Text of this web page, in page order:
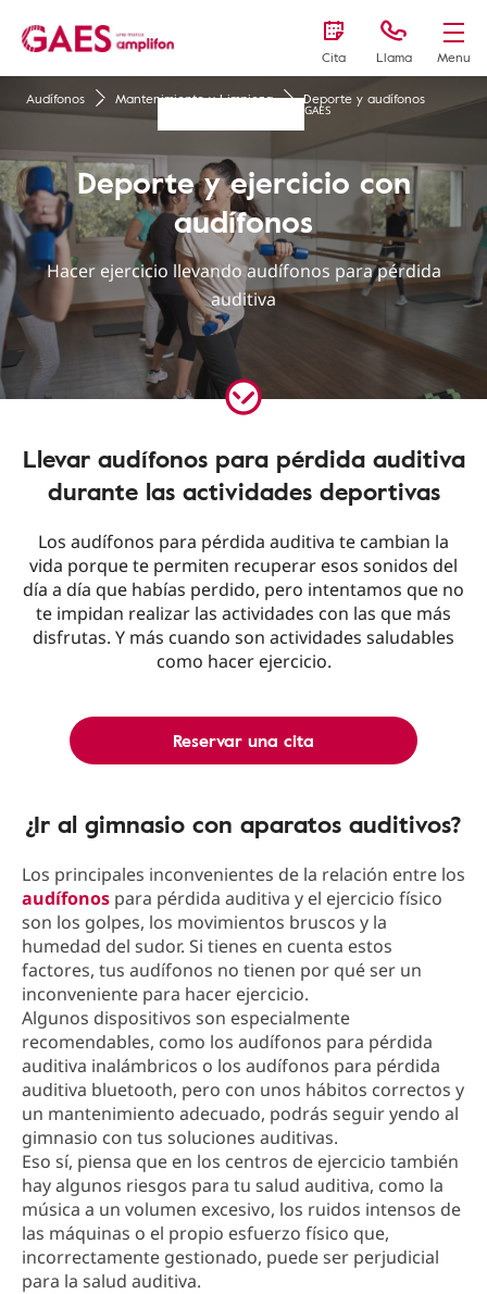
Cita Llama Menu
Audífonos Mantenimiento y Limpieza Deporte y audífonos
GAES
Deporte y ejercicio con
audífonos
Hacer ejercicio llevando audífonos para pérdida
auditiva
Llevar audífonos para pérdida auditiva
durante las actividades deportivas
Los audífonos para pérdida auditiva te cambian la
vida porque te permiten recuperar esos sonidos del
día a día que habías perdido, pero intentamos que no
te impidan realizar las actividades con las que más
disfrutas. Y más cuando son actividades saludables
como hacer ejercicio.
Reservar una cita
¿Ir al gimnasio con aparatos auditivos?
Los principales inconvenientes de la relación entre los
audífonos para pérdida auditiva y el ejercicio físico
son los golpes, los movimientos bruscos y la
humedad del sudor. Si tienes en cuenta estos
factores, tus audífonos no tienen por qué ser un
inconveniente para hacer ejercicio.
Algunos dispositivos son especialmente
recomendables, como los audífonos para pérdida
auditiva inalámbricos o los audífonos para pérdida
auditiva bluetooth, pero con unos hábitos correctos y
un mantenimiento adecuado, podrás seguir yendo al
gimnasio con tus soluciones auditivas.
Eso sí, piensa que en los centros de ejercicio también
hay algunos riesgos para tu salud auditiva, como la
música a un volumen excesivo, los ruidos intensos de
las máquinas o el propio esfuerzo físico que,
incorrectamente gestionado, puede ser perjudicial
para la salud auditiva.